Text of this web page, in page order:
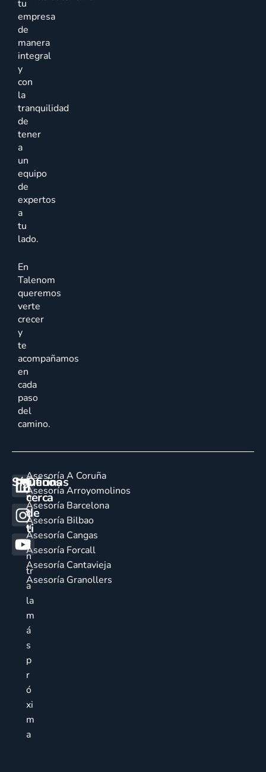
tu
empresa
de
manera
integral
y
con
la
tranquilidad
de
tener
a
un
equipo
de
expertos
a
tu
lado.
En
Talenom
queremos
verte
crecer
y
te
acompañamos
en
cada
paso
del
camino.
Síguenos
Oficinas
cerca
de
ti
E
n
c
u
e
n
tr
a
la
m
á
s
p
r
ó
xi
m
a
Asesoría A Coruña
Asesoría Arroyomolinos
Asesoría Barcelona
Asesoría Bilbao
Asesoría Cangas
Asesoría Forcall
Asesoría Cantavieja
Asesoría Granollers